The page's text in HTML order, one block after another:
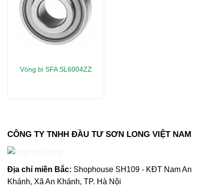
Vòng bi SFA SL6004ZZ
CÔNG TY TNHH ĐẦU TƯ SƠN LONG VIỆT NAM
Địa chỉ miền Bắc: Shophouse SH109 - KĐT Nam An
Khánh, Xã An Khánh, TP. Hà Nội